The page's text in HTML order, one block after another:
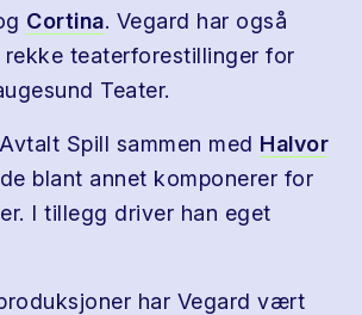
Cortina. Vegard har også
teaterforestillinger for
Teater.
Spill sammen med Halvor
blant annet komponerer for
I tillegg driver han eget
har Vegard vært